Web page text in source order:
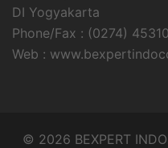
DI Yogyakarta
Phone/Fax : (0274)
Web :
© 2026 BEXPERT